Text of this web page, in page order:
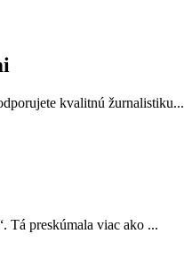
kvalitnú žurnalistiku...
Tá preskúmala viac ako ...